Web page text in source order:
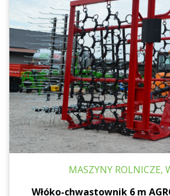
MASZYNY ROLNICZE,
Włóko-chwastownik 6 m